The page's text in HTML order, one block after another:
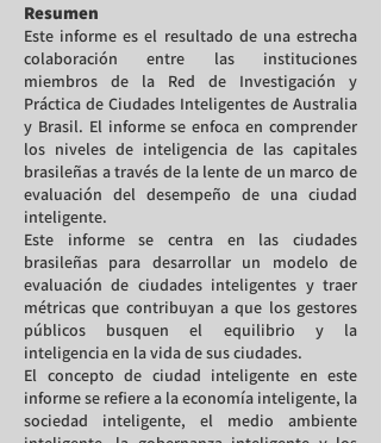
Resumen
Este informe es el resultado de una estrecha
colaboración entre las instituciones
miembros de la Red de Investigación y
Práctica de Ciudades Inteligentes de Australia
y Brasil. El informe se enfoca en comprender
los niveles de inteligencia de las capitales
brasileñas a través de la lente de un marco de
evaluación del desempeño de una ciudad
inteligente.
Este informe se centra en las ciudades
brasileñas para desarrollar un modelo de
evaluación de ciudades inteligentes y traer
métricas que contribuyan a que los gestores
públicos busquen el equilibrio y la
inteligencia en la vida de sus ciudades.
El concepto de ciudad inteligente en este
informe se refiere a la economía inteligente, la
sociedad inteligente, el medio ambiente